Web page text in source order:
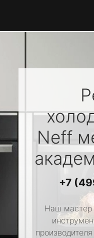
Neff
+7
Наш мастер